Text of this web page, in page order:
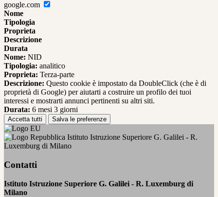
google.com
Nome
Tipologia
Proprieta
Descrizione
Durata
Nome: NID
Tipologia: analitico
Proprieta: Terza-parte
Descrizione: Questo cookie è impostato da DoubleClick (che è di
proprietà di Google) per aiutarti a costruire un profilo dei tuoi
interessi e mostrarti annunci pertinenti su altri siti.
Durata: 6 mesi 3 giorni
Accetta tutti Salva le preferenze
Istituto Istruzione Superiore G. Galilei - R.
Luxemburg di Milano
Contatti
Istituto Istruzione Superiore G. Galilei - R. Luxemburg di
Milano